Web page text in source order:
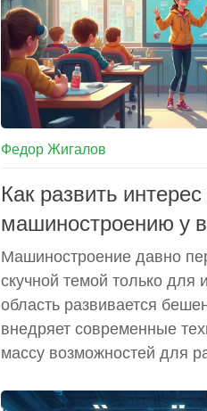
Федор Жигалов
Как развить интерес
машиностроению у
детей
Машиностроение давно
скучной темой только для
область развивается
внедряет современные
массу возможностей для
статье разберём, как